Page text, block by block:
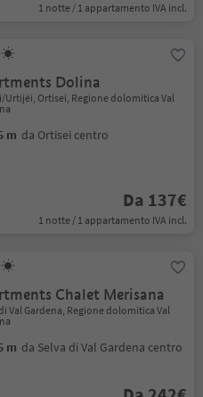
1 notte / 1 appartamento IVA incl.
Dolina
Urtijëi, Ortisei, Regione dolomitica Val
m da Ortisei centro
Da 137€
1 notte / 1 appartamento IVA incl.
Chalet Merisana
Val Gardena, Regione dolomitica Val
m da Selva di Val Gardena centro